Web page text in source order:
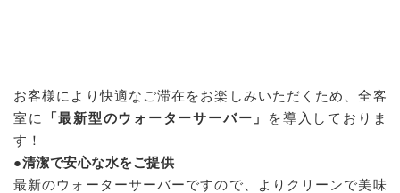
お客様により快適なご滞在をお楽しみいただくため、全客
室に
「最新型のウォーターサーバー」
を導入しておりま
す！
●清潔で安心な水をご提供
最新のウォーターサーバーですので、よりクリーンで美味